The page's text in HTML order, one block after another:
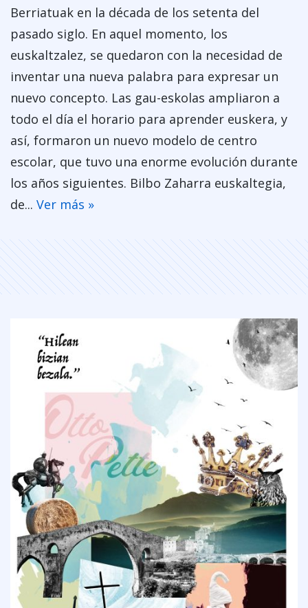
Berriatuak en la década de los setenta del
pasado siglo. En aquel momento, los
euskaltzalez, se quedaron con la necesidad de
inventar una nueva palabra para expresar un
nuevo concepto. Las gau-eskolas ampliaron a
todo el día el horario para aprender euskera, y
así, formaron un nuevo modelo de centro
escolar, que tuvo una enorme evolución durante
los años siguientes. Bilbo Zaharra euskaltegia,
de... Ver más »